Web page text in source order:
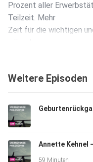
Prozent aller
Teilzeit. Mehr
Zeit für die wichtigen
Mensch sei gefangen
wir da wieder raus? Und
Udo Marquardt
erzählt in seinem Buch
Kulturgeschichte» die
meint: Die
Weitere Episoden
59 Minuten